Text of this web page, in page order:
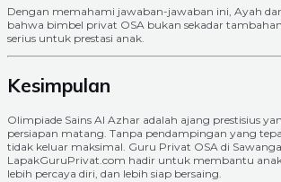
Dengan memahami jawaban-jawaban ini, Ayah
bahwa bimbel privat OSA bukan sekadar
serius untuk prestasi anak.
Kesimpulan
Olimpiade Sains Al Azhar adalah ajang prestisius
persiapan matang. Tanpa pendampingan yang
tidak keluar maksimal. Guru Privat OSA di
LapakGuruPrivat.com hadir untuk membantu
lebih percaya diri, dan lebih siap bersaing.